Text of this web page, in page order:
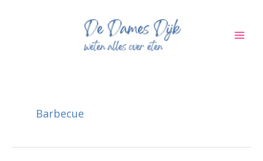
Barbecue